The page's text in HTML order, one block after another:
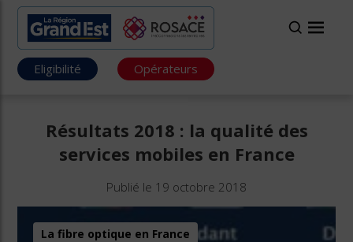
Eligibilité Opérateurs
Résultats 2018 : la qualité des
services mobiles en France
Publié le 19 octobre 2018
La fibre optique en France